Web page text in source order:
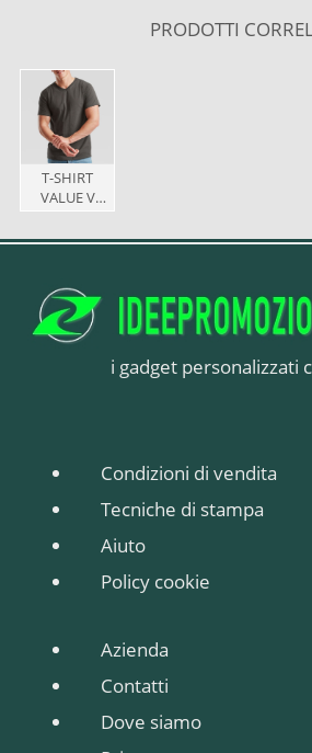
PRODOTTI
T-SHIRT
VALUE V
COLOR
i gadget personalizzati
Condizioni di vendita
Tecniche di stampa
Aiuto
Policy cookie
Azienda
Contatti
Dove siamo